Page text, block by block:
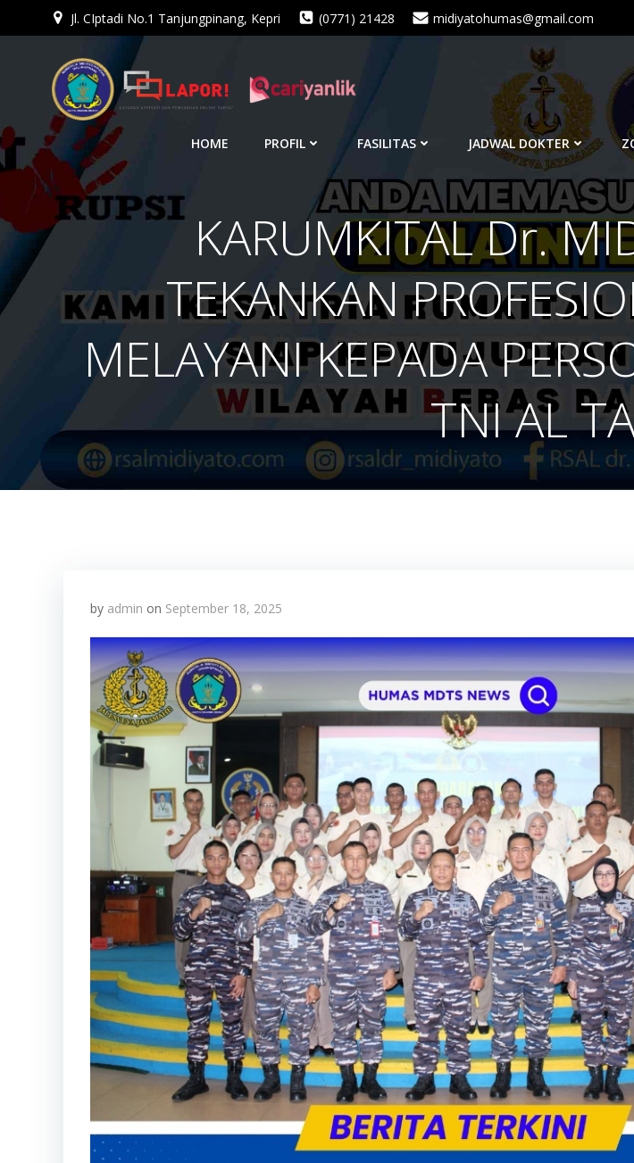
Jl. CIptadi No.1 Tanjungpinang, Kepri (0771) 21428 midiyatohumas@gmail.com
HOME PROFIL FASILITAS JADWAL DOKTER
KARUMKITAL Dr.
TEKANKAN
MELAYANI KEPADA
TNI AL
by admin on September 18, 2025